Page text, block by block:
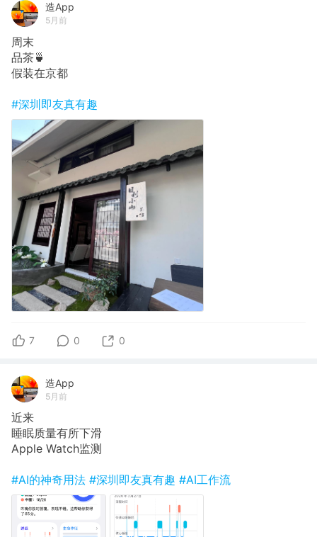
造App
5月前
周末
品茶🍵
假装在京都
#深圳即友真有趣
7 0 0
造App
5月前
近来
睡眠质量有所下滑
Apple Watch监测
#AI的神奇用法 #深圳即友真有趣 #AI工作流